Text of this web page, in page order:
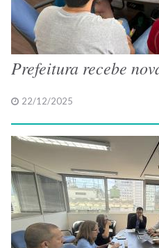
Prefeitura recebe
22/12/2025